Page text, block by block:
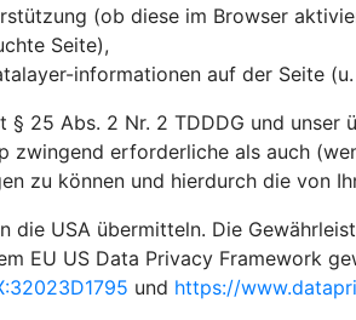
(ob diese im Browser
Seite),
informationen auf der Seite
25 Abs. 2 Nr. 2 TDDDG und
zwingend erforderliche als auch
zu können und hierdurch die von
die USA übermitteln. Die
EU US Data Privacy Framework
und https://